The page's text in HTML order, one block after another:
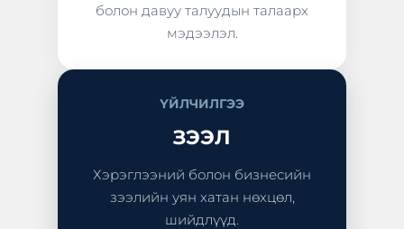
болон давуу талуудын талаарх
мэдээлэл.
ҮЙЛЧИЛГЭЭ
ЗЭЭЛ
Хэрэглээний болон бизнесийн
зээлийн уян хатан нөхцөл,
шийдлүүд.